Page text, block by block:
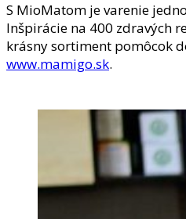
S MioMatom je varenie
Inšpirácie na 400 zdravých
krásny sortiment pomôcok
www.mamigo.sk.